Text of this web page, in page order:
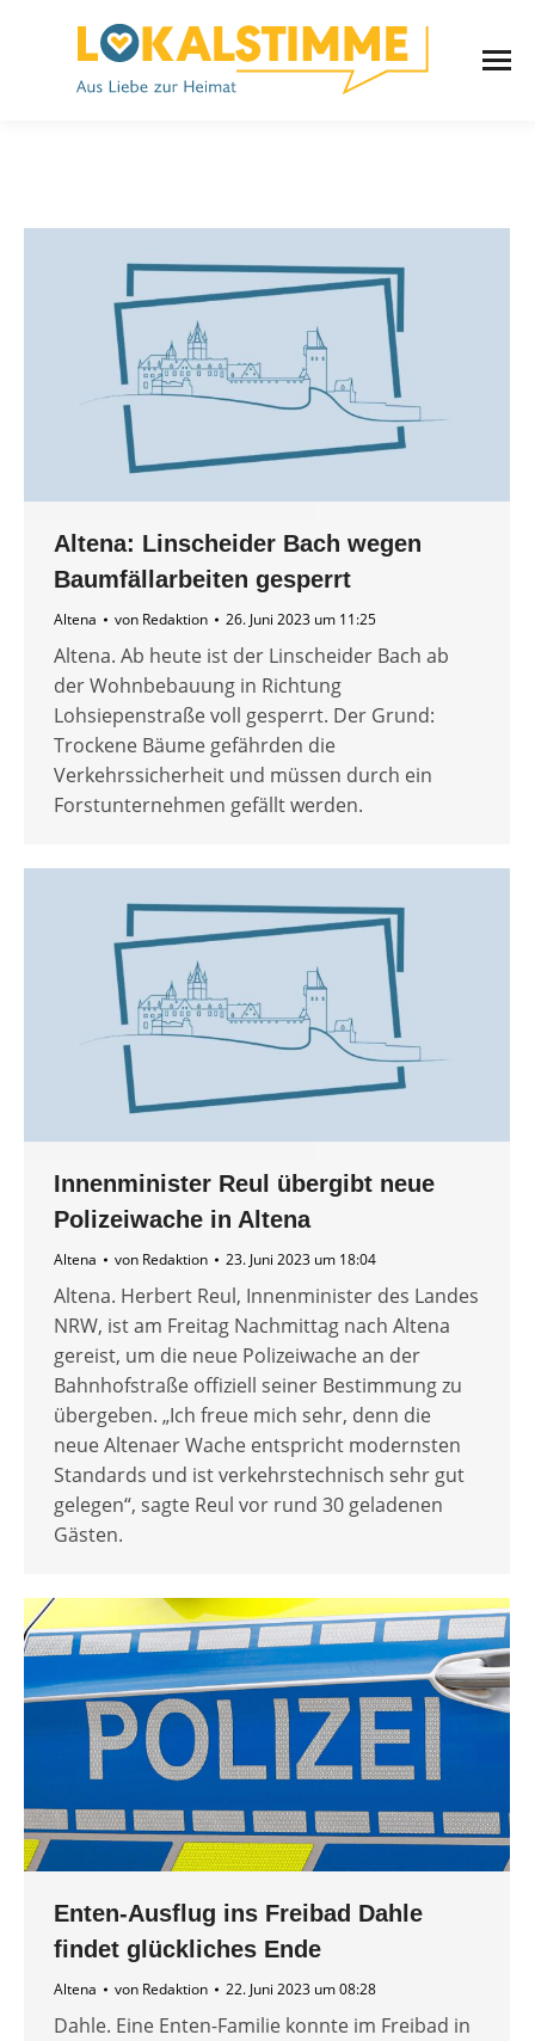
Altena: Linscheider Bach wegen
Baumfällarbeiten gesperrt
Altena von Redaktion 26. Juni 2023 um 11:25
Altena. Ab heute ist der Linscheider Bach ab
der Wohnbebauung in Richtung
Lohsiepenstraße voll gesperrt. Der Grund:
Trockene Bäume gefährden die
Verkehrssicherheit und müssen durch ein
Forstunternehmen gefällt werden.
Innenminister Reul übergibt neue
Polizeiwache in Altena
Altena von Redaktion 23. Juni 2023 um 18:04
Altena. Herbert Reul, Innenminister des Landes
NRW, ist am Freitag Nachmittag nach Altena
gereist, um die neue Polizeiwache an der
Bahnhofstraße offiziell seiner Bestimmung zu
übergeben. „Ich freue mich sehr, denn die
neue Altenaer Wache entspricht modernsten
Standards und ist verkehrstechnisch sehr gut
gelegen“, sagte Reul vor rund 30 geladenen
Gästen.
Enten-Ausflug ins Freibad Dahle
findet glückliches Ende
Altena von Redaktion 22. Juni 2023 um 08:28
Dahle. Eine Enten-Familie konnte im Freibad in